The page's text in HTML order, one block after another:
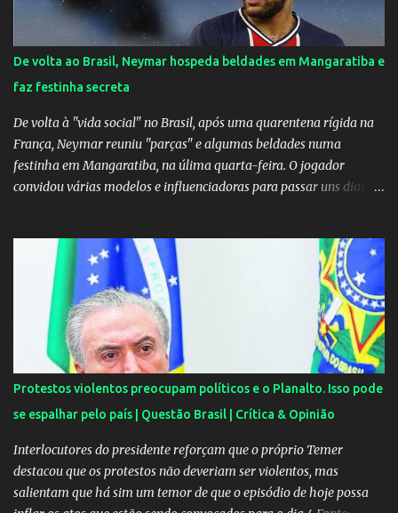
capital do Amazonas. "Fui até o local onde seria o show, divulguei
e no dia seguinte foi feita a live que eu não pude ir, porque estava
me sentindo mal", explicou Huma. A notícia da separação de
Gusttavo Lima e Andressa Suita foi divulgada no dia 9 de outubro.
A relação chegou ao fim após cinco anos e houve rumores de uma
suposta traição do canto...
De volta ao Brasil, Neymar hospeda beldades em Mangaratiba e
faz festinha secreta
De volta à "vida social" no Brasil, após uma quarentena rígida na
França, Neymar reuniu "parças" e algumas beldades numa
festinha em Mangaratiba, na úlima quarta-feira. O jogador
convidou várias modelos e influenciadoras para passar uns dias
dentro do condomínio onde fica a mansão do craque do PSG.
Segundo uma fonte do EXTRA, a festa aconteceu ao som de muito
pagode e um show de Suel e do cantor pernambucano Robinho,
que aparecem num registro no resort, e também de Anchietx. De
Mangaratiba, os cantores ainda seguiram para Campo Grande,
onde se apresentaram numa casa de show no bairro da Zona
Oeste do Rio. As moças foram convidadas por Neymar através das
redes sociais. O jogador faz questão de pagar as estadias delas e
também as passagens. A exigência é sempre a mesma: não postar
ou falar nada sobre. Celulares, aliás, são proibidos nas festas....
Protestos violentos preocupam políticos e o Planalto. Isso pode
se espalhar pelo país | Questão Brasil | Crítica & Opinião
Interlocutores do presidente reforçam que o próprio Temer
destacou que os protestos não deveriam ser violentos, mas
salientam que há sim um temor de que o episódio de hoje possa